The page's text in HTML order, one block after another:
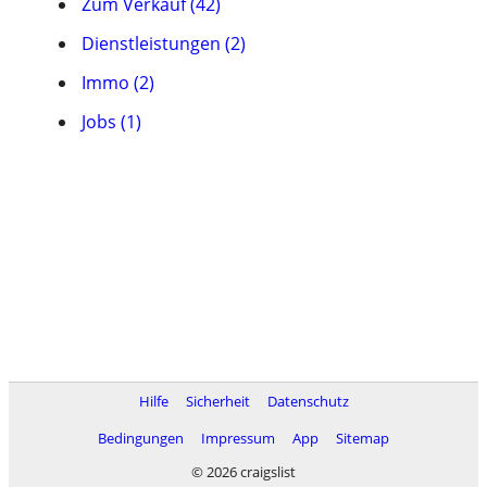
Dienstleistungen (2)
Immo (2)
Jobs (1)
Hilfe Sicherheit
Datenschutz
Bedingungen
Impressum App
Sitemap
© 2026 craigslist